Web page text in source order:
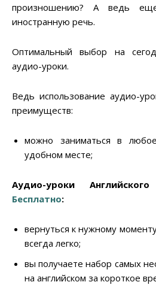
произношению? А ведь
иностранную речь.
Оптимальный выбор на
аудио-уроки.
Ведь использование аудио-
преимуществ:
можно заниматься в
удобном месте;
Аудио-уроки
Бесплатно:
вернуться к нужному
всегда легко;
вы получаете набор самых
на английском за короткое